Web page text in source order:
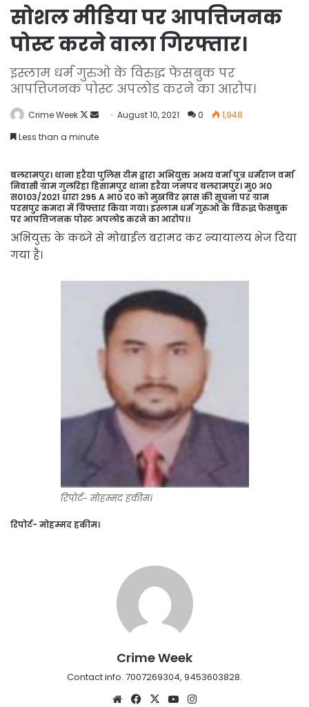
सोशल मीडिया पर आपत्तिजनक
पोस्ट करने वाला गिरफ्तार।
इस्लाम धर्म गुरुओ के विरुद्ध फेसबुक पर
आपत्तिजनक पोस्ट अपलोड करने का आरोप।
Crime Week
Follow
SendAugust 10, 2021 0
1,948
Less than a minute
बलरामपुर। थाना हरैया पुलिस टीम द्वारा अभियुक्त अभय वर्मा पुत्र धर्मराज वर्मा
निवासी ग्राम गुलरिहा हिसामपुर थाना हरैया जनपद बलरामपुर। मु0 अ0
स0103/2021 धारा 295 A भा0 द0 को मुखविर ख़ास की सूचना पर ग्राम
परसपुर कमदा में ग्रिफ्तार किया गया। इस्लाम धर्म गुरुओ के विरुद्ध फेसबुक
पर आपत्तिजनक पोस्ट अपलोड करने का आरोप।।
अभियुक्त के कब्जे से मोबाईल बरामद कर न्यायालय भेज दिया
गया है।
रिपोर्ट- मोहम्मद हकीम।
रिपोर्ट- मोहम्मद हकीम।
Crime Week
Contact info. 7007269304, 9453603828.
WebsiteFacebook
X YouTube